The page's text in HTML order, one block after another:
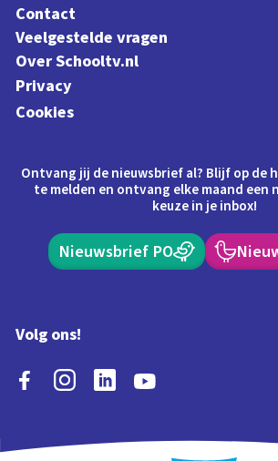
Contact
Veelgestelde vragen
Over Schooltv.nl
Privacy
Cookies
Ontvang jij de nieuwsbrief al? Blijf op de
te melden en ontvang elke maand een
keuze in je inbox!
Nieuwsbrief PO
Volg ons!